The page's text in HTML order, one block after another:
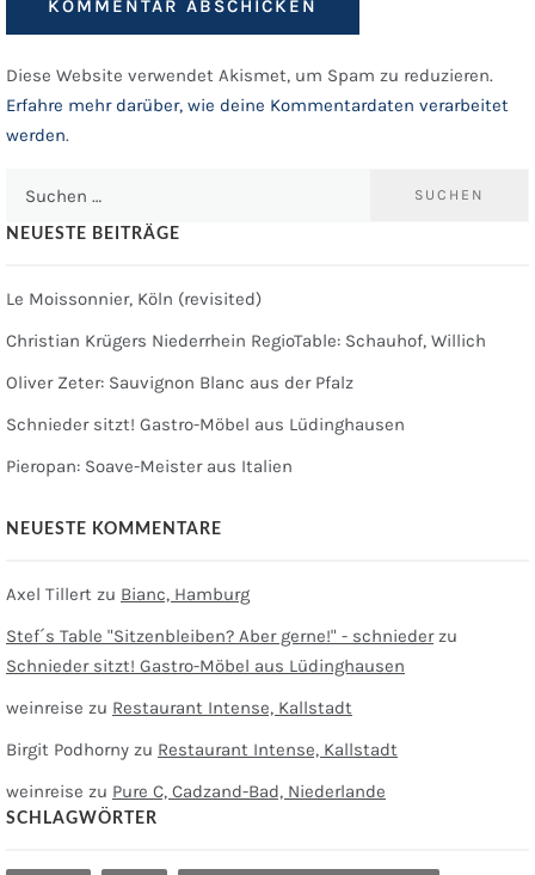
Diese Website verwendet Akismet, um Spam zu reduzieren.
Erfahre mehr darüber, wie deine Kommentardaten verarbeitet
werden.
NEUESTE BEITRÄGE
Le Moissonnier, Köln (revisited)
Christian Krügers Niederrhein RegioTable: Schauhof, Willich
Oliver Zeter: Sauvignon Blanc aus der Pfalz
Schnieder sitzt! Gastro-Möbel aus Lüdinghausen
Pieropan: Soave-Meister aus Italien
NEUESTE KOMMENTARE
Axel Tillert zu Bianc, Hamburg
Stef´s Table "Sitzenbleiben? Aber gerne!" - schniederzu
Schnieder sitzt! Gastro-Möbel aus Lüdinghausen
weinreise zu Restaurant Intense, Kallstadt
Birgit Podhorny zu Restaurant Intense, Kallstadt
weinreise zu Pure C, Cadzand-Bad, Niederlande
SCHLAGWÖRTER